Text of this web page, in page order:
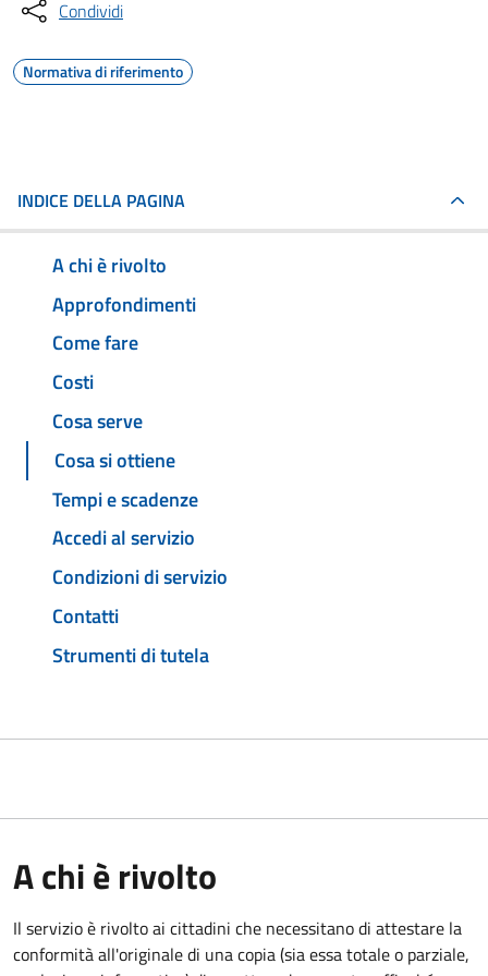
Condividi
Normativa di riferimento
INDICE DELLA PAGINA
A chi è rivolto
Approfondimenti
Come fare
Costi
Cosa serve
Cosa si ottiene
Tempi e scadenze
Accedi al servizio
Condizioni di servizio
Contatti
Strumenti di tutela
A chi è rivolto
Il servizio è rivolto ai cittadini che necessitano di attestare la
conformità all'originale di una copia (sia essa totale o parziale,